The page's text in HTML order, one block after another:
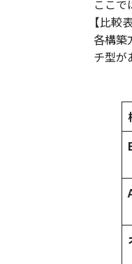
ここで
【比較
各構築
チ型が